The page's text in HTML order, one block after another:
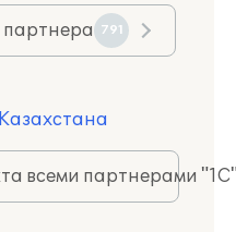
791
всеми партнерами